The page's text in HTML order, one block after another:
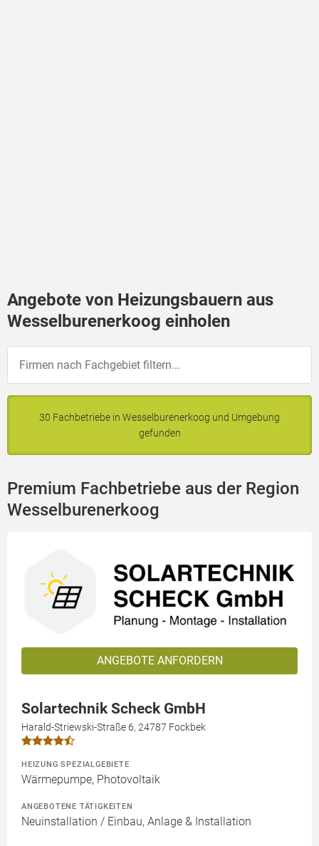
Angebote von Heizungsbauern aus
Wesselburenerkoog einholen
30 Fachbetriebe in Wesselburenerkoog und Umgebung
gefunden
Premium Fachbetriebe aus der Region
Wesselburenerkoog
ANGEBOTE ANFORDERN
Solartechnik Scheck GmbH
Harald-Striewski-Straße 6, 24787 Fockbek
HEIZUNG SPEZIALGEBIETE
Wärmepumpe, Photovoltaik
ANGEBOTENE TÄTIGKEITEN
Neuinstallation / Einbau, Anlage & Installation